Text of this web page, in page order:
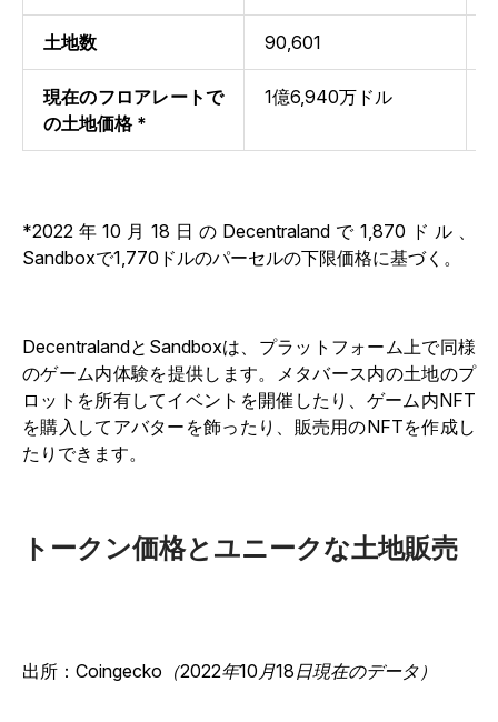
土地数 90,601
現在のフロアレートで
の土地価格 *
1億6,940万ドル
*2022年10月18日のDecentralandで1,870ドル、
Sandboxで1,770ドルのパーセルの下限価格に基づく。
DecentralandとSandboxは、プラットフォーム上で同様
のゲーム内体験を提供します。メタバース内の土地のプ
ロットを所有してイベントを開催したり、ゲーム内NFT
を購入してアバターを飾ったり、販売用のNFTを作成し
たりできます。
トークン価格とユニークな土地販売
出所： Coingecko（2022年10月18日現在のデータ）